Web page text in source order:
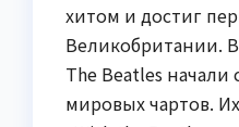
хитом и достиг
Великобритании.
The Beatles начали
мировых чартов.